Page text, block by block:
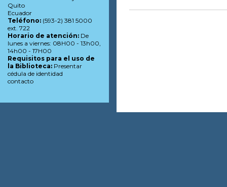
Quito
Ecuador
Teléfono: (593-2) 381 5000
ext. 722
Horario de atención: De
lunes a viernes: 08H00 - 13h00,
14h00 - 17H00
Requisitos para el uso de
la Biblioteca: Presentar
cédula de identidad
contacto